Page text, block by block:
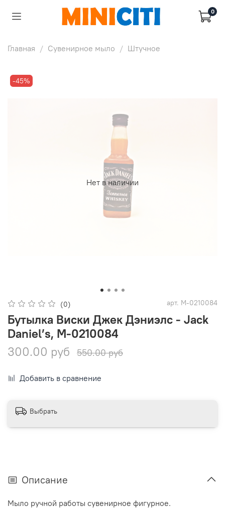
0
Главная Сувенирное мыло Штучное
Нет в наличии
-45%
(0) арт. М-0210084
Бутылка Виски Джек Дэниэлс - Jack
Daniel’s, М-0210084
300.00 руб
550.00 руб
Добавить в сравнение
Выбрать
Описание
Мыло ручной работы сувенирное фигурное.